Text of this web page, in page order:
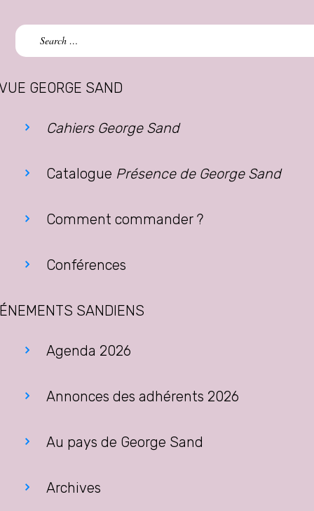
Search
for:
GEORGE SAND
Cahiers George Sand
Catalogue Présence de George Sand
Comment commander ?
Conférences
SANDIENS
Agenda 2026
Annonces des adhérents 2026
Au pays de George Sand
Archives